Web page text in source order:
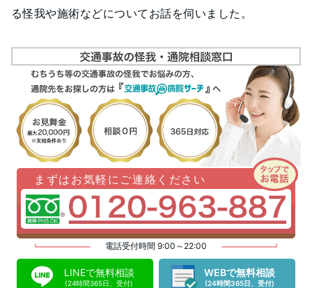
る怪我や施術などについてお話を伺いました。
まずはお気軽にご連絡ください
電話受付時間 9:00～22:00
LINEで無料相談
(24時間365日、受付)
WEBで無料相談
(24時間365日、受付)